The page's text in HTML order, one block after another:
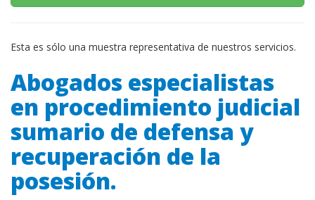
Esta es sólo una muestra representativa de nuestros servicios.
Abogados especialistas
en procedimiento judicial
sumario de defensa y
recuperación de la
posesión.